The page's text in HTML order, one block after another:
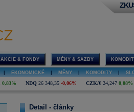
AKCIE & FONDY MĚNY & SAZBY
EKONOMICKÉ MĚNY KOMODITY
0,83% NDQ 26 348,35 -0,06% CZK/€ 24,247 0,08%
Detail - články